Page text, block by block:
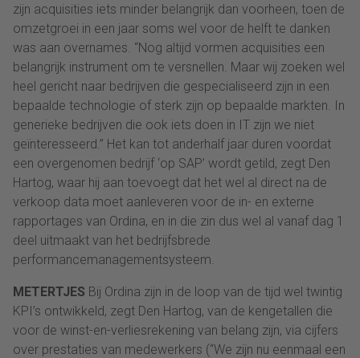
zijn acquisities iets minder belangrijk dan voorheen, toen de
omzetgroei in een jaar soms wel voor de helft te danken
was aan overnames. “Nog altijd vormen acquisities een
belangrijk instrument om te versnellen. Maar wij zoeken wel
heel gericht naar bedrijven die gespecialiseerd zijn in een
bepaalde technologie of sterk zijn op bepaalde markten. In
generieke bedrijven die ook iets doen in IT zijn we niet
geïnteresseerd.” Het kan tot anderhalf jaar duren voordat
een overgenomen bedrijf ‘op SAP’ wordt getild, zegt Den
Hartog, waar hij aan toevoegt dat het wel al direct na de
verkoop data moet aanleveren voor de in- en externe
rapportages van Ordina, en in die zin dus wel al vanaf dag 1
deel uitmaakt van het bedrijfsbrede
performancemanagementsysteem.
METERTJES Bij Ordina zijn in de loop van de tijd wel twintig
KPI’s ontwikkeld, zegt Den Hartog, van de kengetallen die
voor de winst-en-verliesrekening van belang zijn, via cijfers
over prestaties van medewerkers (“We zijn nu eenmaal een